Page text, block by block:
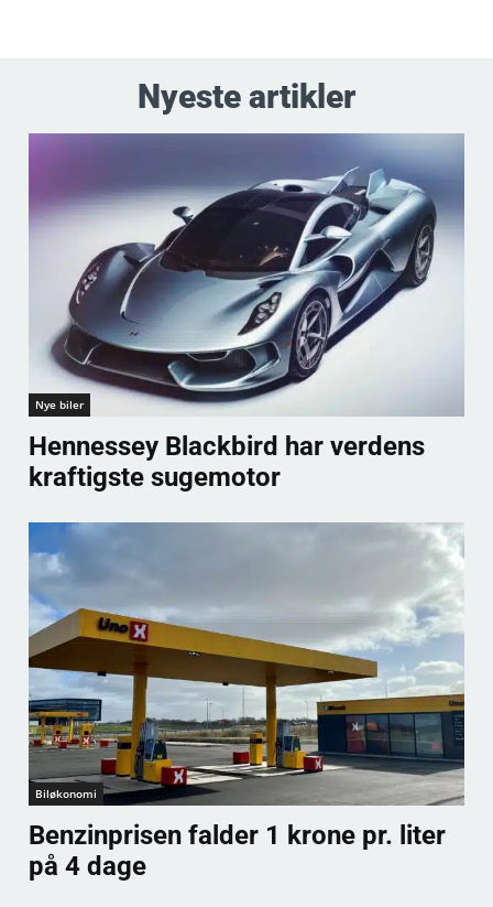
Nyeste artikler
Nye biler
Hennessey Blackbird har verdens
kraftigste sugemotor
Biløkonomi
Benzinprisen falder 1 krone pr. liter
på 4 dage